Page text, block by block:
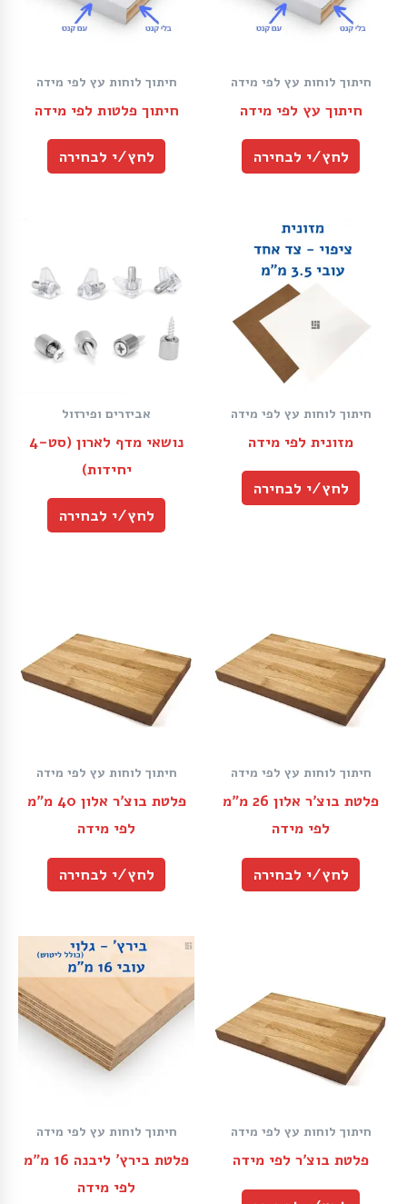
חיתוך לוחות עץ לפי מידה
חיתוך עץ לפי מידה
לחץ/י לבחירה
חיתוך לוחות עץ לפי מידה
חיתוך פלטות לפי מידה
לחץ/י לבחירה
חיתוך לוחות עץ לפי מידה
מזונית לפי מידה
לחץ/י לבחירה
אביזרים ופירזול
נושאי מדף לארון (סט-4
יחידות)
לחץ/י לבחירה
חיתוך לוחות עץ לפי מידה
פלטת בוצ׳ר אלון 26 מ״מ
לפי מידה
לחץ/י לבחירה
חיתוך לוחות עץ לפי מידה
פלטת בוצ׳ר אלון 40 מ״מ
לפי מידה
לחץ/י לבחירה
חיתוך לוחות עץ לפי מידה
פלטת בוצ׳ר לפי מידה
חיתוך לוחות עץ לפי מידה
פלטת בירץ’ ליבנה 16 מ״מ
לפי מידה